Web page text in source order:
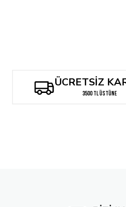
ÜCRETSİZ
3500 TL ÜSTÜNE